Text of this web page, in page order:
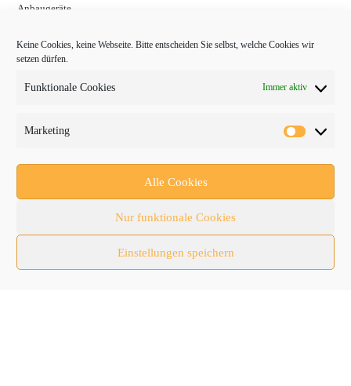
Keine Cookies, keine Webseite. Bitte entscheiden Sie selbst, welche Cookies wir
setzen dürfen.
Funktionale Cookies Immer aktiv
Marketing
Alle Cookies
Nur funktionale Cookies
Einstellungen speichern
Anbaugeräte
Baumaschinen
Fachmessen
Nutzfahrzeuge
RATL 2025 | RecyclingAKTIV & TiefbauLIVE